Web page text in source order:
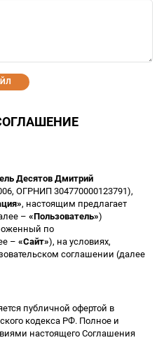
Десятов Дмитрий
ОГРНИП 304770000123791),
, настоящим предлагает
– «Пользователь»)
по
– «Сайт»), на условиях,
соглашении (далее
публичной офертой в
кодекса РФ. Полное и
настоящего Соглашения